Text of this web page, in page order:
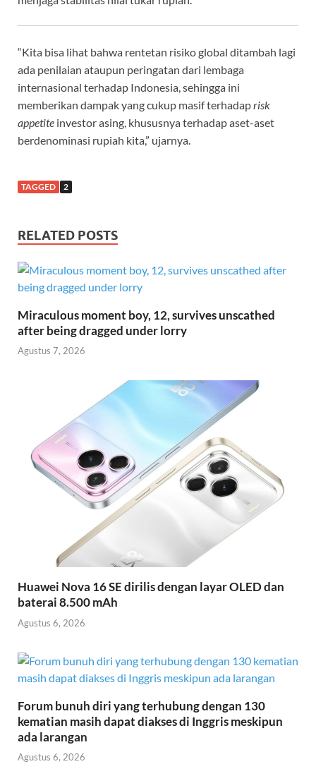
“Kita bisa lihat bahwa rentetan risiko global ditambah lagi
ada penilaian ataupun peringatan dari lembaga
internasional terhadap Indonesia, sehingga ini
memberikan dampak yang cukup masif terhadaprisk
appetite investor asing, khususnya terhadap aset-aset
berdenominasi rupiah kita,” ujarnya.
TAGGED 2
RELATED POSTS
Miraculous moment boy, 12, survives unscathed
after being dragged under lorry
Agustus 7, 2026
Huawei Nova 16 SE dirilis dengan layar OLED dan
baterai 8.500 mAh
Agustus 6, 2026
Forum bunuh diri yang terhubung dengan 130
kematian masih dapat diakses di Inggris meskipun
ada larangan
Agustus 6, 2026